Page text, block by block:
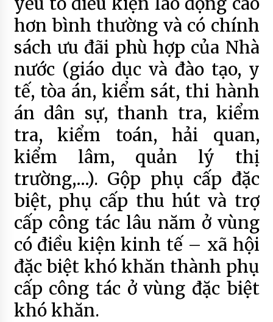
hơn bình thường và có chính
sách ưu đãi phù hợp của Nhà
nước (giáo dục và đào tạo, y
tế, tòa án, kiểm sát, thi hành
án dân sự, thanh tra, kiểm
tra, kiểm toán, hải quan,
kiểm lâm, quản lý thị
trường,…). Gộp phụ cấp đặc
biệt, phụ cấp thu hút và trợ
cấp công tác lâu năm ở vùng
có điều kiện kinh tế – xã hội
đặc biệt khó khăn thành phụ
cấp công tác ở vùng đặc biệt
khó khăn.